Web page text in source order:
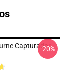
Capturador
-20%